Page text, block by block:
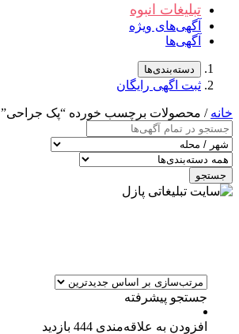
تبلیغات انبوه
آگهی‌های ویژه
آگهی‌ها
دسته‌بندی‌ها
ثبت اگهی رایگان
خانه / محصولات برچسب خورده “پک جراحی”
جستجو
جستجو پیشرفته
افزودن به علاقه‌مندی 444 بازدید